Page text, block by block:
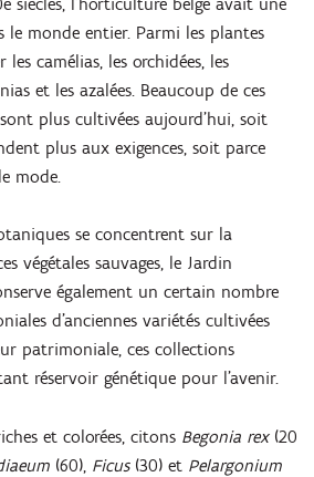
monde entier. Parmi les plantes
camélias, les orchidées, les
et les azalées. Beaucoup de ces
plus cultivées aujourd'hui, soit
plus aux exigences, soit parce
mode.
se concentrent sur la
végétales sauvages, le Jardin
également un certain nombre
d'anciennes variétés cultivées
patrimoniale, ces collections
réservoir génétique pour l'avenir.
et colorées, citons Begonia rex(20
(60), Ficus (30) et Pelargonium